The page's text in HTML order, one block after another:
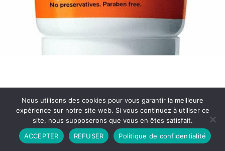
Partenariat Contact
Politique de Confidentialité
CGU
Copyright © 2026 - Propulsé par DIEUDUDIABLE
Nous utilisons des cookies pour vous garantir la meilleure
expérience sur notre site web. Si vous continuez à utiliser ce
site, nous supposerons que vous en êtes satisfait.
ACCEPTER
REFUSER Politique de confidentialité